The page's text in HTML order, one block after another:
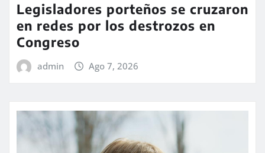
Legisladores porteños se cruzaron
en redes por los destrozos en
Congreso
admin Ago 7, 2026